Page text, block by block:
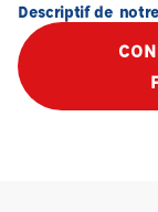
Descriptif de